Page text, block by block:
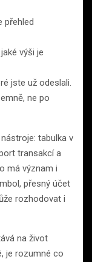
přehled
výši je
jste už odeslali.
ne po
tabulka v
transakcí a
má význam i
přesný účet
rozhodovat i
na život
je rozumné co